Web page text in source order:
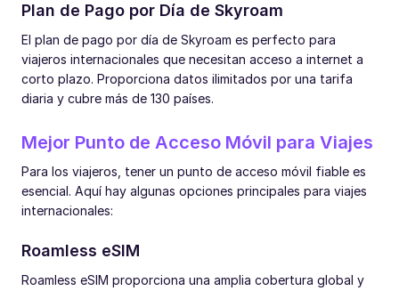
Plan de Pago por Día de Skyroam
El plan de pago por día de Skyroam es perfecto para
viajeros internacionales que necesitan acceso a internet a
corto plazo. Proporciona datos ilimitados por una tarifa
diaria y cubre más de 130 países.
Mejor Punto de Acceso Móvil para Viajes
Para los viajeros, tener un punto de acceso móvil fiable es
esencial. Aquí hay algunas opciones principales para viajes
internacionales:
Roamless eSIM
Roamless eSIM proporciona una amplia cobertura global y